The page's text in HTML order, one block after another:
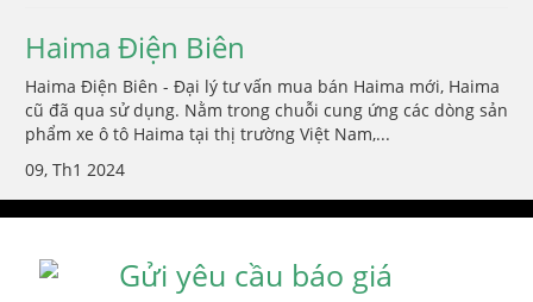
Haima Điện Biên
Haima Điện Biên - Đại lý tư vấn mua bán Haima mới, Haima
cũ đã qua sử dụng. Nằm trong chuỗi cung ứng các dòng sản
phẩm xe ô tô Haima tại thị trường Việt Nam,...
09, Th1 2024
Gửi yêu cầu báo giá